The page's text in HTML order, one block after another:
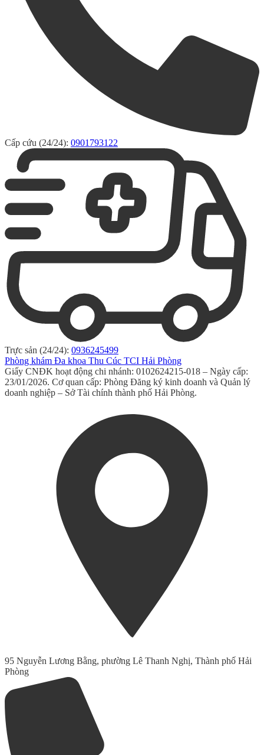
Cấp cứu (24/24): 0901793122
Trực sản (24/24): 0936245499
Phòng khám Đa khoa Thu Cúc TCI Hải Phòng
Giấy CNĐK hoạt động chi nhánh: 0102624215-018 – Ngày cấp:
23/01/2026. Cơ quan cấp: Phòng Đăng ký kinh doanh và Quản lý
doanh nghiệp – Sở Tài chính thành phố Hải Phòng.
95 Nguyễn Lương Bằng, phường Lê Thanh Nghị, Thành phố Hải
Phòng